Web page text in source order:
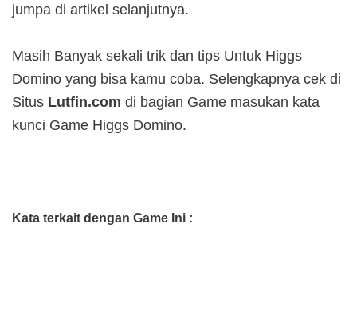
jumpa di artikel selanjutnya.
Masih Banyak sekali trik dan tips Untuk Higgs
Domino yang bisa kamu coba. Selengkapnya cek di
Situs Lutfin.com di bagian Game masukan kata
kunci Game Higgs Domino.
Kata terkait dengan Game Ini :